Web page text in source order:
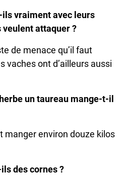
vraiment avec leurs
veulent attaquer ?
de menace qu’il faut
vaches ont d’ailleurs aussi
un taureau mange-t-il
manger environ douze kilos
des cornes ?